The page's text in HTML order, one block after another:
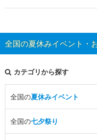
全国の夏休みイベント・
カテゴリから探す
全国の夏休みイベント
全国の七夕祭り